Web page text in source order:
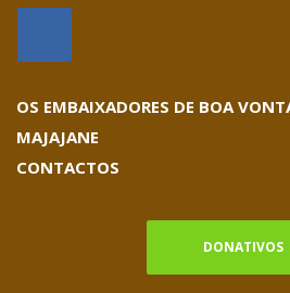
OS EMBAIXADORES DE BOA
MAJAJANE
CONTACTOS
DONATIVOS